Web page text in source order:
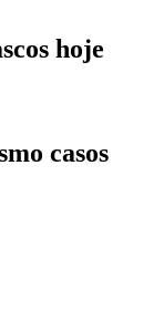
hoje
casos